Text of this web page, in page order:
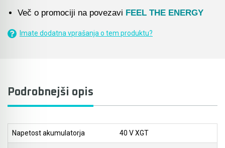
Več o promociji na povezavi FEEL THE ENERGY
Imate dodatna vprašanja o tem produktu?
Podrobnejši opis
Napetost akumulatorja 40 V XGT